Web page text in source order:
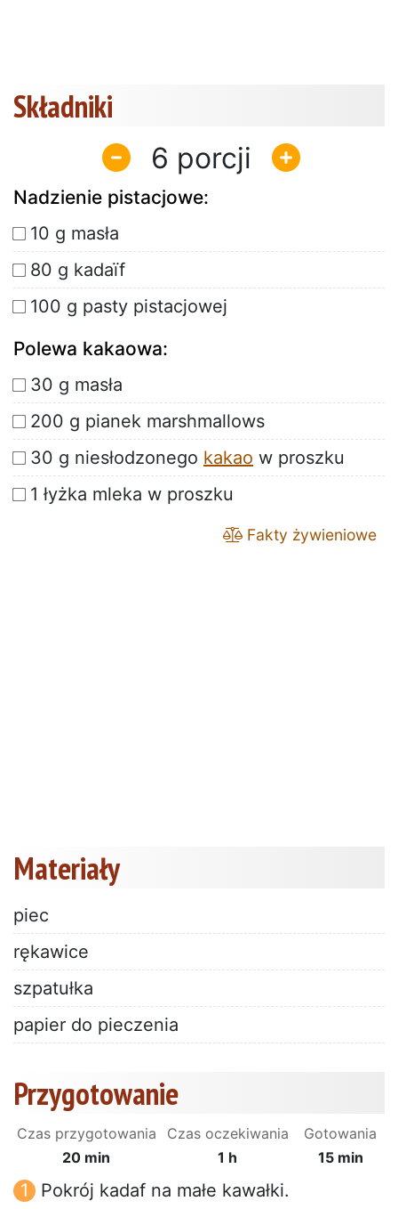
Składniki
6
Nadzienie pistacjowe:
10 g masła
80 g kadaïf
100 g pasty pistacjowej
Polewa kakaowa:
30 g masła
200 g pianek marshmallows
30 g niesłodzonego kakao w proszku
1 łyżka mleka w proszku
Fakty żywieniowe
Materiały
piec
rękawice
szpatułka
papier do pieczenia
Przygotowanie
Czas przygotowania
20 min
Czas oczekiwania
1 h
Gotowania
15 min
Pokrój kadaf na małe kawałki.